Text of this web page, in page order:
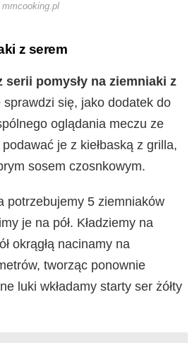
mmcooking.pl
z serem
serii pomysły na ziemniaki z
sprawdzi się, jako dodatek do
oglądania meczu ze
je z kiełbaską z grilla,
sosem czosnkowym.
potrzebujemy 5 ziemniaków
je na pół. Kładziemy na
okrągłą nacinamy na
tworząc ponownie
luki wkładamy starty ser żółty